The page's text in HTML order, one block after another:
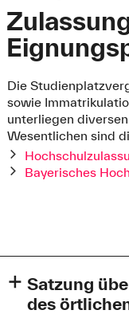
Die
sowie
unterliegen
Wesentlichen sind
Bayerisches
Satzung
des